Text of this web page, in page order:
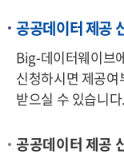
공공데이터 제공
Big-데이터웨이브
신청하시면 제공
받으실 수 있습니다.
공공데이터 제공